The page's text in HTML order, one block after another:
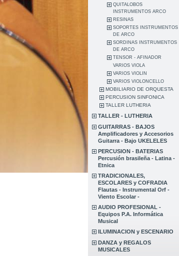
QUITALOBOS
INSTRUMENTOS ARCO
RESINAS
SOPORTES INSTRUMENTOS
DE ARCO
SORDINAS INSTRUMENTOS
DE ARCO
TENSOR - AFINADOR
VARIOS VIOLA
VARIOS VIOLIN
VARIOS VIOLONCELLO
MOBILIARIO DE ORQUESTA
PERCUSION SINFONICA
TALLER LUTHERIA
TALLER - LUTHERIA
GUITARRAS - BAJOS
Amplificadores y Accesorios
Guitarra - Bajo UKELELES
PERCUSION - BATERIAS
Percusión brasileña - Latina -
Etnica
TRADICIONALES,
ESCOLARES y COFRADIA
Flautas - Instrumental Orf -
Viento Escolar -
AUDIO PROFESIONAL -
Equipos P.A. Informática
Musical
ILUMINACION y ESCENARIO
DANZA y REGALOS
MUSICALES